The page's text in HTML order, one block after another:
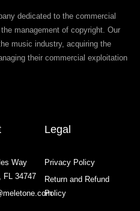
dedicated to the commercial
management of copyright. Our
music industry, acquiring the
their commercial exploitation
Way
FL 34747
Legal
Privacy Policy
Return and Refund
Policy